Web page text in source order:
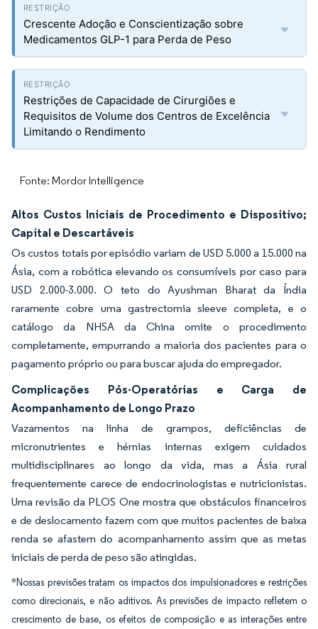
Crescente Adoção e Conscientização sobre
Medicamentos GLP-1 para Perda de Peso
Restrições de Capacidade de Cirurgiões e
Requisitos de Volume dos Centros de Excelência
Limitando o Rendimento
Fonte: Mordor Intelligence
Altos Custos Iniciais de Procedimento e Dispositivo;
Capital e Descartáveis
Os custos totais por episódio variam de USD 5.000 a 15.000 na
Ásia, com a robótica elevando os consumíveis por caso para
USD 2.000-3.000. O teto do Ayushman Bharat da Índia
raramente cobre uma gastrectomia sleeve completa, e o
catálogo da NHSA da China omite o procedimento
completamente, empurrando a maioria dos pacientes para o
pagamento próprio ou para buscar ajuda do empregador.
Complicações Pós-Operatórias e Carga de
Acompanhamento de Longo Prazo
Vazamentos na linha de grampos, deficiências de
micronutrientes e hérnias internas exigem cuidados
multidisciplinares ao longo da vida, mas a Ásia rural
frequentemente carece de endocrinologistas e nutricionistas.
Uma revisão da PLOS One mostra que obstáculos financeiros
e de deslocamento fazem com que muitos pacientes de baixa
renda se afastem do acompanhamento assim que as metas
iniciais de perda de peso são atingidas.
*Nossas previsões tratam os impactos dos impulsionadores e restrições
como direcionais, e não aditivos. As previsões de impacto refletem o
crescimento de base, os efeitos de composição e as interações entre